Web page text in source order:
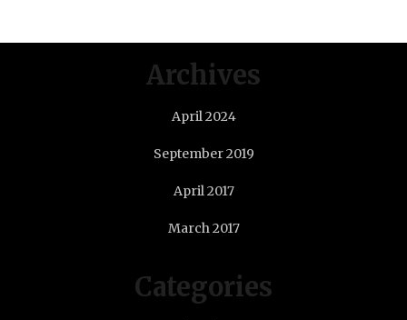
Archives
April 2024
September 2019
April 2017
March 2017
Categories